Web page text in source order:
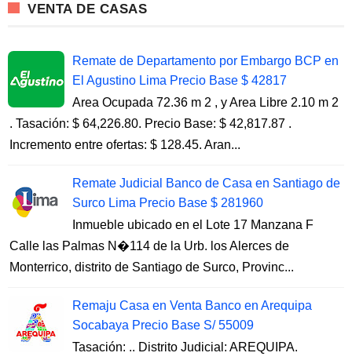
VENTA DE CASAS
Remate de Departamento por Embargo BCP en
El Agustino Lima Precio Base $ 42817
Area Ocupada 72.36 m 2 , y Area Libre 2.10 m 2
. Tasación: $ 64,226.80. Precio Base: $ 42,817.87 .
Incremento entre ofertas: $ 128.45. Aran...
Remate Judicial Banco de Casa en Santiago de
Surco Lima Precio Base $ 281960
Inmueble ubicado en el Lote 17 Manzana F
Calle las Palmas N�114 de la Urb. los Alerces de
Monterrico, distrito de Santiago de Surco, Provinc...
Remaju Casa en Venta Banco en Arequipa
Socabaya Precio Base S/ 55009
Tasación: .. Distrito Judicial: AREQUIPA.